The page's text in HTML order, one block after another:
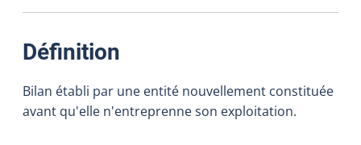
Définition
Bilan établi par une entité nouvellement constituée
avant qu'elle n'entreprenne son exploitation.